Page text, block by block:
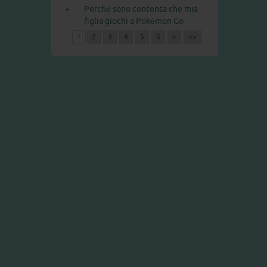
Perché sono contenta che mia
figlia giochi a Pokémon Go
1 2 3 4 5 6 > >>